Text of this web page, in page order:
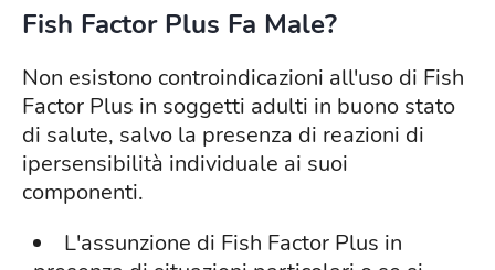
Fish Factor Plus Fa Male?
Non esistono controindicazioni all'uso di Fish
Factor Plus in soggetti adulti in buono stato
di salute, salvo la presenza di reazioni di
ipersensibilità individuale ai suoi
componenti.
L'assunzione di Fish Factor Plus in